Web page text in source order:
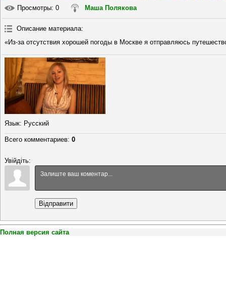
Просмотры: 0 Маша Полякова
Описание материала:
«Из-за отсутствия хорошей погоды в Москве я отправляюсь
Язык: Русский
Всего комментариев: 0
Увійдіть:
Відправити
Полная версия сайта